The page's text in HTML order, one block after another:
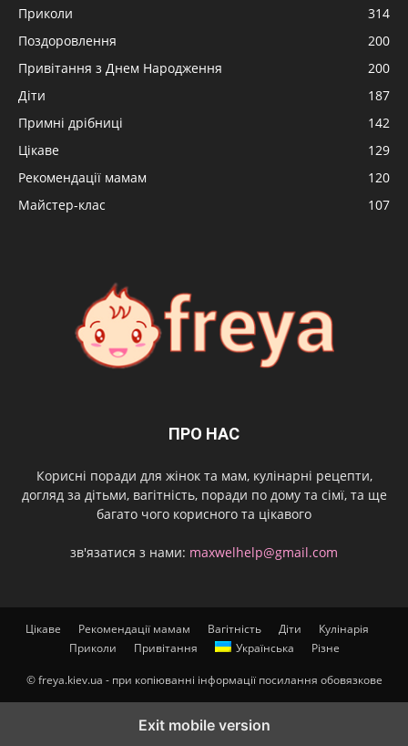
Приколи
314
Поздоровлення
200
Привітання з Днем Народження
200
Діти
187
Примні дрібниці
142
Цікаве
129
Рекомендації мамам
120
Майстер-клас
107
ПРО НАС
Корисні поради для жінок та мам, кулінарні рецепти,
догляд за дітьми, вагітність, поради по дому та сімї, та ще
багато чого корисного та цікавого
зв'язатися з нами: maxwelhelp@gmail.com
Цікаве Рекомендації мамам Вагітність Діти
Кулінарія
Приколи
Привітання Українська Різне
© freya.kiev.ua - при копіюванні інформації посилання обовязкове
Exit mobile version